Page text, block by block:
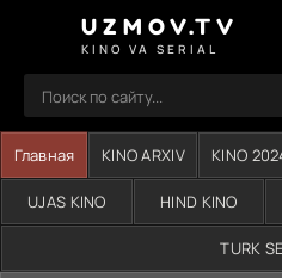
UZMOV.TV
KINO VA SERIAL
Главная KINO ARXIV KINO
UJAS KINO HIND KINO
TURK